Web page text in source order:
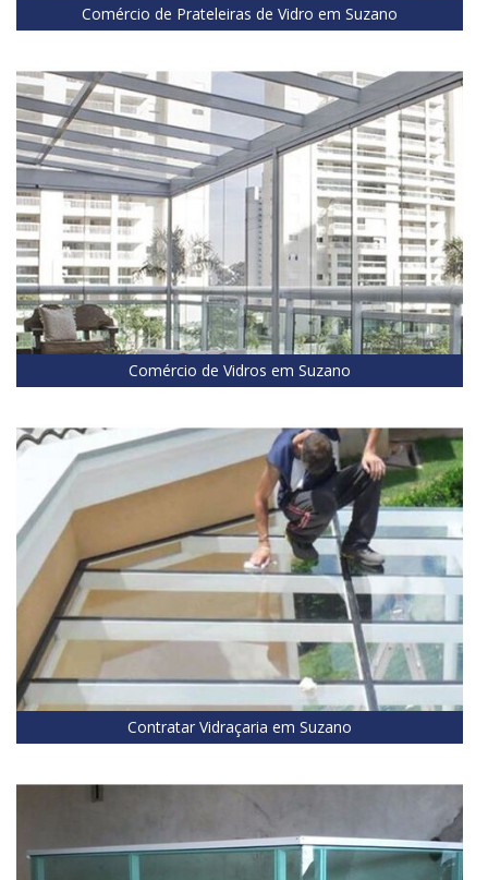
Comércio de Prateleiras de Vidro em Suzano
Comércio de Vidros em Suzano
Contratar Vidraçaria em Suzano